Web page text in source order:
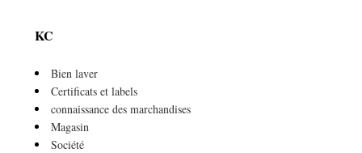
KC
Bien laver
Certificats et labels
connaissance des marchandises
Magasin
Société